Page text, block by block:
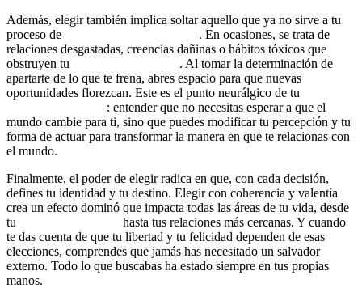
Además, elegir también implica soltar aquello que ya no sirve a tu
proceso de
. En ocasiones, se trata de
relaciones desgastadas, creencias dañinas o hábitos tóxicos que
obstruyen tu
. Al tomar la determinación de
apartarte de lo que te frena, abres espacio para que nuevas
oportunidades florezcan. Este es el punto neurálgico de tu
: entender que no necesitas esperar a que el
mundo cambie para ti, sino que puedes modificar tu percepción y tu
forma de actuar para transformar la manera en que te relacionas con
el mundo.
Finalmente, el poder de elegir radica en que, con cada decisión,
defines tu identidad y tu destino. Elegir con coherencia y valentía
crea un efecto dominó que impacta todas las áreas de tu vida, desde
tu
hasta tus relaciones más cercanas. Y cuando
te das cuenta de que tu libertad y tu felicidad dependen de esas
elecciones, comprendes que jamás has necesitado un salvador
externo. Todo lo que buscabas ha estado siempre en tus propias
manos.